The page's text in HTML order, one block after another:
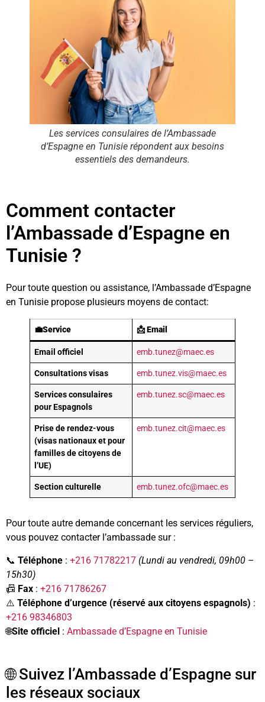
Les services consulaires de l’Ambassade
d’Espagne en Tunisie répondent aux besoins
essentiels des demandeurs.
Comment contacter
l’Ambassade d’Espagne en
Tunisie ?
Pour toute question ou assistance, l’Ambassade d’Espagne
en Tunisie propose plusieurs moyens de contact:
💼Service 📩 Email
Email officiel emb.tunez@maec.es
Consultations visas emb.tunez.vis@maec.es
Services consulaires
pour Espagnols
emb.tunez.sc@maec.es
Prise de rendez-vous
(visas nationaux et pour
familles de citoyens de
l’UE)
emb.tunez.cit@maec.es
Section culturelle emb.tunez.ofc@maec.es
Pour toute autre demande concernant les services réguliers,
vous pouvez contacter l’ambassade sur :
📞 Téléphone : +216 71782217 (Lundi au vendredi, 09h00 –
15h30)
📠 Fax : +216 71786267
⚠️ Téléphone d’urgence (réservé aux citoyens espagnols) :
+216 98346803
🌐Site officiel : Ambassade d’Espagne en Tunisie
🌐 Suivez l’Ambassade d’Espagne sur
les réseaux sociaux